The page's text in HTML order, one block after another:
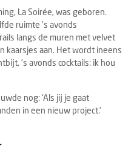
La Soirée,was geboren.
ruimte ’s avonds
langs de muren met velvet
kaarsjes aan. Het wordt ineens
’s avonds cocktails: ik hou
nog: ‘Als jij je gaat
in een nieuw project.’